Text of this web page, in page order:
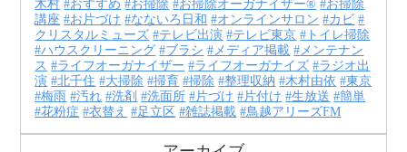
木村
おすすめ お掃除 お掃除オーガナイザー®
お掃除
講座
お片づけ なないろ日和 オンラインサロン
カビ
クリスタルミューズ
テレビ出演 テレビ東京
トイレ掃除
ハウスクリーニング
ブラシ メディア掲載
メンテナン
ス
ライフオーガナイザー ライフオーガナイズ
ラジオ出
演
北千住 大掃除 掃育 掃除 整理収納 木村由依
東京
梅雨
汚れ 洗剤 洗面所 片づけ 片付け 生放送
簡単
花粉症
衣替え 足立区 雑誌掲載 鳥越アリーズFM